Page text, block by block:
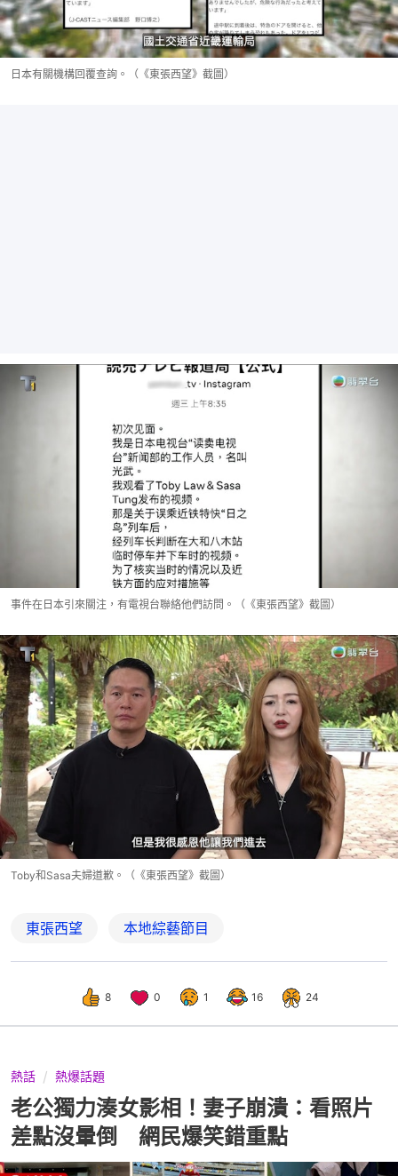
日本有關機構回覆查詢。（《東張西望》截圖）
事件在日本引來關注，有電視台聯絡他們訪問。（《東張西望》截圖）
Toby和Sasa夫婦道歉。（《東張西望》截圖）
東張西望 本地綜藝節目
8 0 1 16 24
熱話 熱爆話題
老公獨力湊女影相！妻子崩潰：看照片
差點沒暈倒 網民爆笑錯重點